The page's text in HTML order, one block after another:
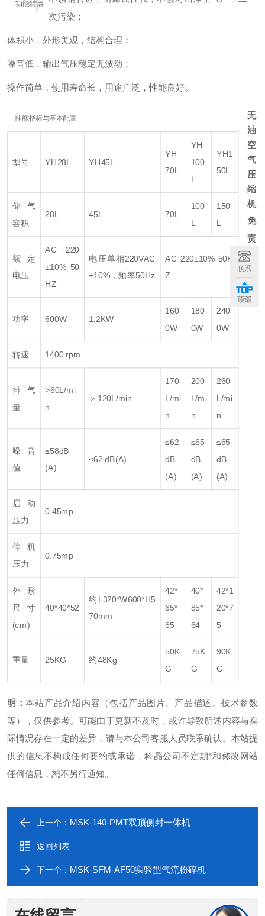
功能特点
次污染；
体积小，外形美观，结构合理；
噪音低，输出气压稳定无波动；
操作简单，使用寿命长，用途广泛，性能良好。
性能指标与基本配置
型号 YH28L YH45L
YH
70L
YH
100
L
YH1
50L
储气
容积
28L 45L 70L
100
L
150
L
额定
电压
AC 220
±10% 50
HZ
电压单相220VAC
±10%，频率50Hz
AC 220±10% 50H
Z
功率 600W 1.2KW
160
0W
180
0W
240
0W
转速 1400 rpm
排气
量
>60L/mi
n
＞120L/min
170
L/mi
n
200
L/mi
n
260
L/mi
n
噪音
值
≤58dB
(A)
≤62 dB(A)
≤62
dB
(A)
≤65
dB
(A)
≤65
dB
(A)
启动
压力
0.45mp
停机
压力
0.75mp
外形
尺寸
(cm)
40*40*52
约L320*W600*H5
70mm
42*
65*
65
40*
85*
64
42*1
20*7
5
重量 25KG 约48Kg
50K
G
75K
G
90K
G
无
油
空
气
压
缩
机
免
责
声
明：本站产品介绍内容（包括产品图片、产品描述、技术参数
等），仅供参考。可能由于更新不及时，或许导致所述内容与实
际情况存在一定的差异，请与本公司客服人员联系确认。本站提
供的信息不构成任何要约或承诺，科晶公司不定期*和修改网站
任何信息，恕不另行通知。
上一个： MSK-140-PMT双顶侧封一体机
返回列表
下一个： MSK-SFM-AF50实验型气流粉碎机
联系
顶部